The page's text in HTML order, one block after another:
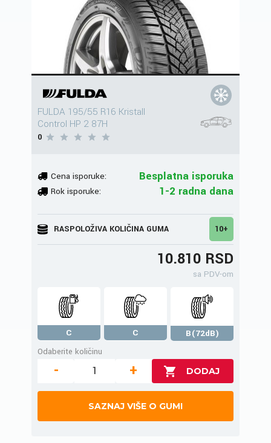
FULDA 195/55 R16 Kristall
Control HP 2 87H
0
Cena isporuke: Besplatna isporuka
Rok isporuke: 1-2 radna dana
RASPOLOŽIVA KOLIČINA GUMA 10+
10.810 RSD
sa PDV-om
C C
B(72dB)
Odaberite količinu
- +
SAZNAJ VIŠE O GUMI